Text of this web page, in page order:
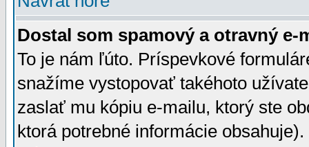
Dostal som spamový a otravný e-
To je nám ľúto. Príspevkové
snažíme vystopovať takéhoto
zaslať mu kópiu e-mailu, ktorý ste
ktorá potrebné informácie